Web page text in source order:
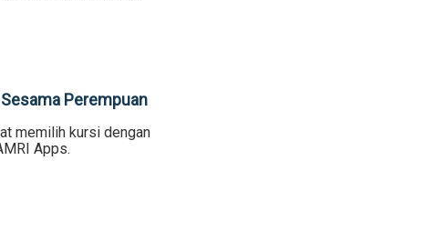
Perempuan
memilih kursi dengan
Apps.